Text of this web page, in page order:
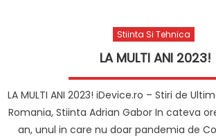
Stiinta Si Tehnica
LA MULTI ANI 2023!
LA MULTI ANI 2023! iDevice.ro – Stiri de
Romania, Stiinta Adrian Gabor In cateva
an, unul in care nu doar pandemia de